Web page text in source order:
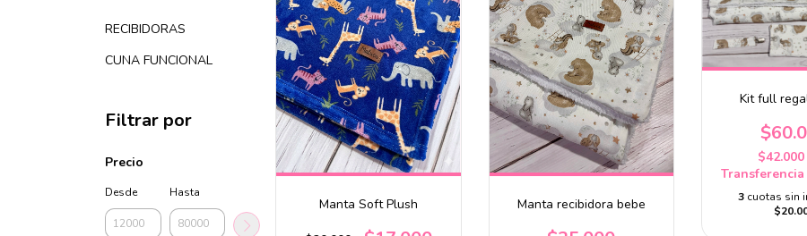
RECIBIDORAS
CUNA FUNCIONAL
Filtrar por
Precio
Desde Hasta
Manta Soft Plush Manta recibidora bebe
Kit full
$42.000
Transferencia
3 cuotas sin